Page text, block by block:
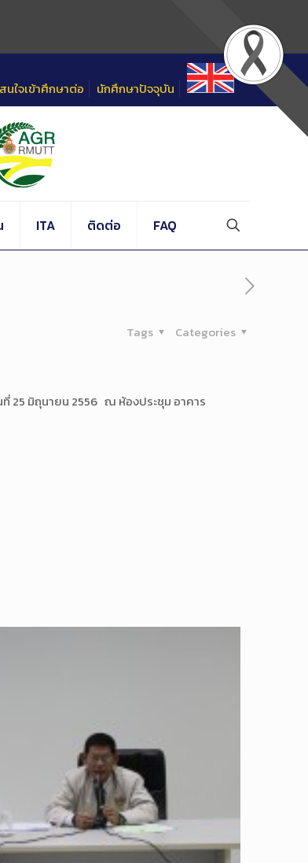
นใจเข้าศึกษาต่อ นักศึกษาปัจจุบัน
ITA ติดต่อ FAQ
Categories
Tags
25 มิถุนายน 2556 ณ ห้องประชุม อาคาร